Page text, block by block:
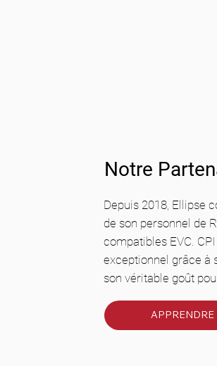
Notre
Depuis 2018, Ellipse
de son personnel de
compatibles EVC.
exceptionnel grâce à
son véritable goût
APPRENDRE